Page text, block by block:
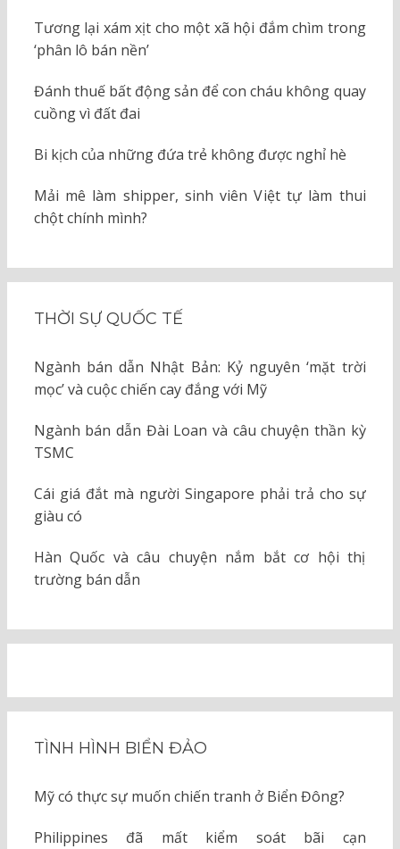
Tương lại xám xịt cho một xã hội đắm chìm trong
‘phân lô bán nền’
Đánh thuế bất động sản để con cháu không quay
cuồng vì đất đai
Bi kịch của những đứa trẻ không được nghỉ hè
Mải mê làm shipper, sinh viên Việt tự làm thui
chột chính mình?
THỜI SỰ QUỐC TẾ
Ngành bán dẫn Nhật Bản: Kỷ nguyên ‘mặt trời
mọc’ và cuộc chiến cay đắng với Mỹ
Ngành bán dẫn Đài Loan và câu chuyện thần kỳ
TSMC
Cái giá đắt mà người Singapore phải trả cho sự
giàu có
Hàn Quốc và câu chuyện nắm bắt cơ hội thị
trường bán dẫn
TÌNH HÌNH BIỂN ĐẢO
Mỹ có thực sự muốn chiến tranh ở Biển Đông?
Philippines đã mất kiểm soát bãi cạn